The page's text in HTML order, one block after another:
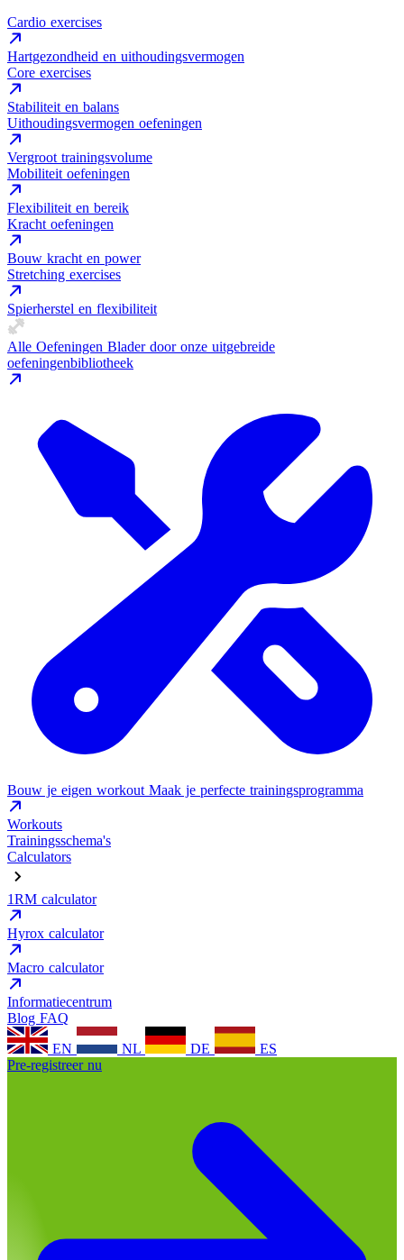
Cardio exercises
Hartgezondheid en uithoudingsvermogen
Core exercises
Stabiliteit en balans
Uithoudingsvermogen oefeningen
Vergroot trainingsvolume
Mobiliteit oefeningen
Flexibiliteit en bereik
Kracht oefeningen
Bouw kracht en power
Stretching exercises
Spierherstel en flexibiliteit
Alle Oefeningen Blader door onze uitgebreide
oefeningenbibliotheek
Bouw je eigen workout Maak je perfecte trainingsprogramma
Workouts
Trainingsschema's
Calculators
1RM calculator
Hyrox calculator
Macro calculator
Informatiecentrum
Blog FAQ
EN
NL DE
ES
Pre-registreer nu